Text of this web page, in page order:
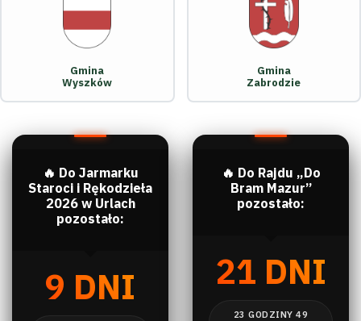
Gmina
Wyszków
Gmina
Zabrodzie
🔥 Do Jarmarku
Staroci i Rękodzieła
2026 w Urlach
pozostało:
9 DNI
🔥 Do Rajdu „Do
Bram Mazur”
pozostało:
21 DNI